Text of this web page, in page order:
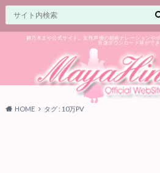
雛乃木まや公式サイト。女性声優の動画ナレーションや
音源ダウンロード等ができ
HOME タグ : 10万PV